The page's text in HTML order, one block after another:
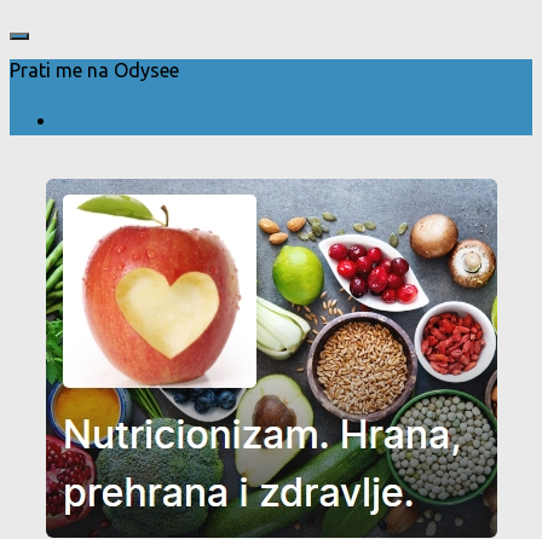
Prati me na Odysee